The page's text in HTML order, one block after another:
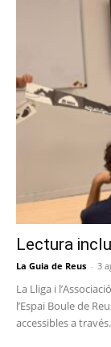
Lectura
La Guia de Reus - 3
La Lliga i
l’Espai Boule de
accessibles a